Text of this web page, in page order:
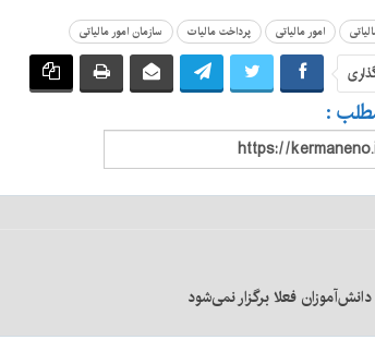
امور مالیاتی پرداخت مالیات سازمان امور مالیاتی
:
فعلا برگزار نمی‌شود